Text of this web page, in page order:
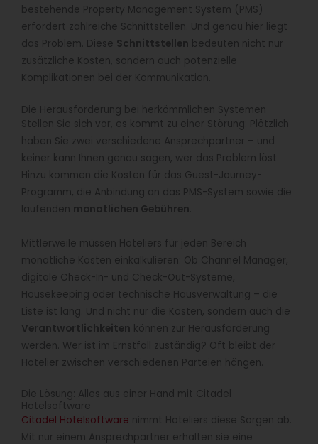
bestehende Property Management System (PMS)
erfordert zahlreiche Schnittstellen. Und genau hier liegt
das Problem. Diese Schnittstellen bedeuten nicht nur
zusätzliche Kosten, sondern auch potenzielle
Komplikationen bei der Kommunikation.
Die Herausforderung bei herkömmlichen Systemen
Stellen Sie sich vor, es kommt zu einer Störung: Plötzlich
haben Sie zwei verschiedene Ansprechpartner – und
keiner kann Ihnen genau sagen, wer das Problem löst.
Hinzu kommen die Kosten für das Guest-Journey-
Programm, die Anbindung an das PMS-System sowie die
laufenden monatlichen Gebühren
Mittlerweile müssen Hoteliers für jeden Bereich
monatliche Kosten einkalkulieren: Ob Channel Manager,
digitale Check-In- und Check-Out-Systeme,
Housekeeping oder technische Hausverwaltung – die
Liste ist lang. Und nicht nur die Kosten, sondern auch die
Verantwortlichkeiten können zur Herausforderung
werden. Wer ist im Ernstfall zuständig? Oft bleibt der
Hotelier zwischen verschiedenen Parteien hängen.
Die Lösung: Alles aus einer Hand mit Citadel
Hotelsoftware
Citadel Hotelsoftware nimmt Hoteliers diese Sorgen ab.
Mit nur einem Ansprechpartner erhalten sie eine